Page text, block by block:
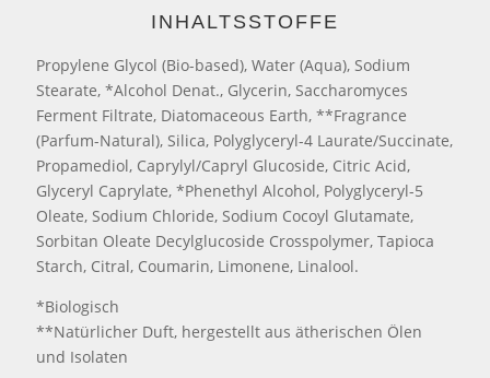
INHALTSSTOFFE
Propylene Glycol (Bio-based), Water (Aqua), Sodium
Stearate, *Alcohol Denat., Glycerin, Saccharomyces
Ferment Filtrate, Diatomaceous Earth, **Fragrance
(Parfum-Natural), Silica, Polyglyceryl-4 Laurate/Succinate,
Propamediol, Caprylyl/Capryl Glucoside, Citric Acid,
Glyceryl Caprylate, *Phenethyl Alcohol, Polyglyceryl-5
Oleate, Sodium Chloride, Sodium Cocoyl Glutamate,
Sorbitan Oleate Decylglucoside Crosspolymer, Tapioca
Starch, Citral, Coumarin, Limonene, Linalool.
*Biologisch
**Natürlicher Duft, hergestellt aus ätherischen Ölen
und Isolaten